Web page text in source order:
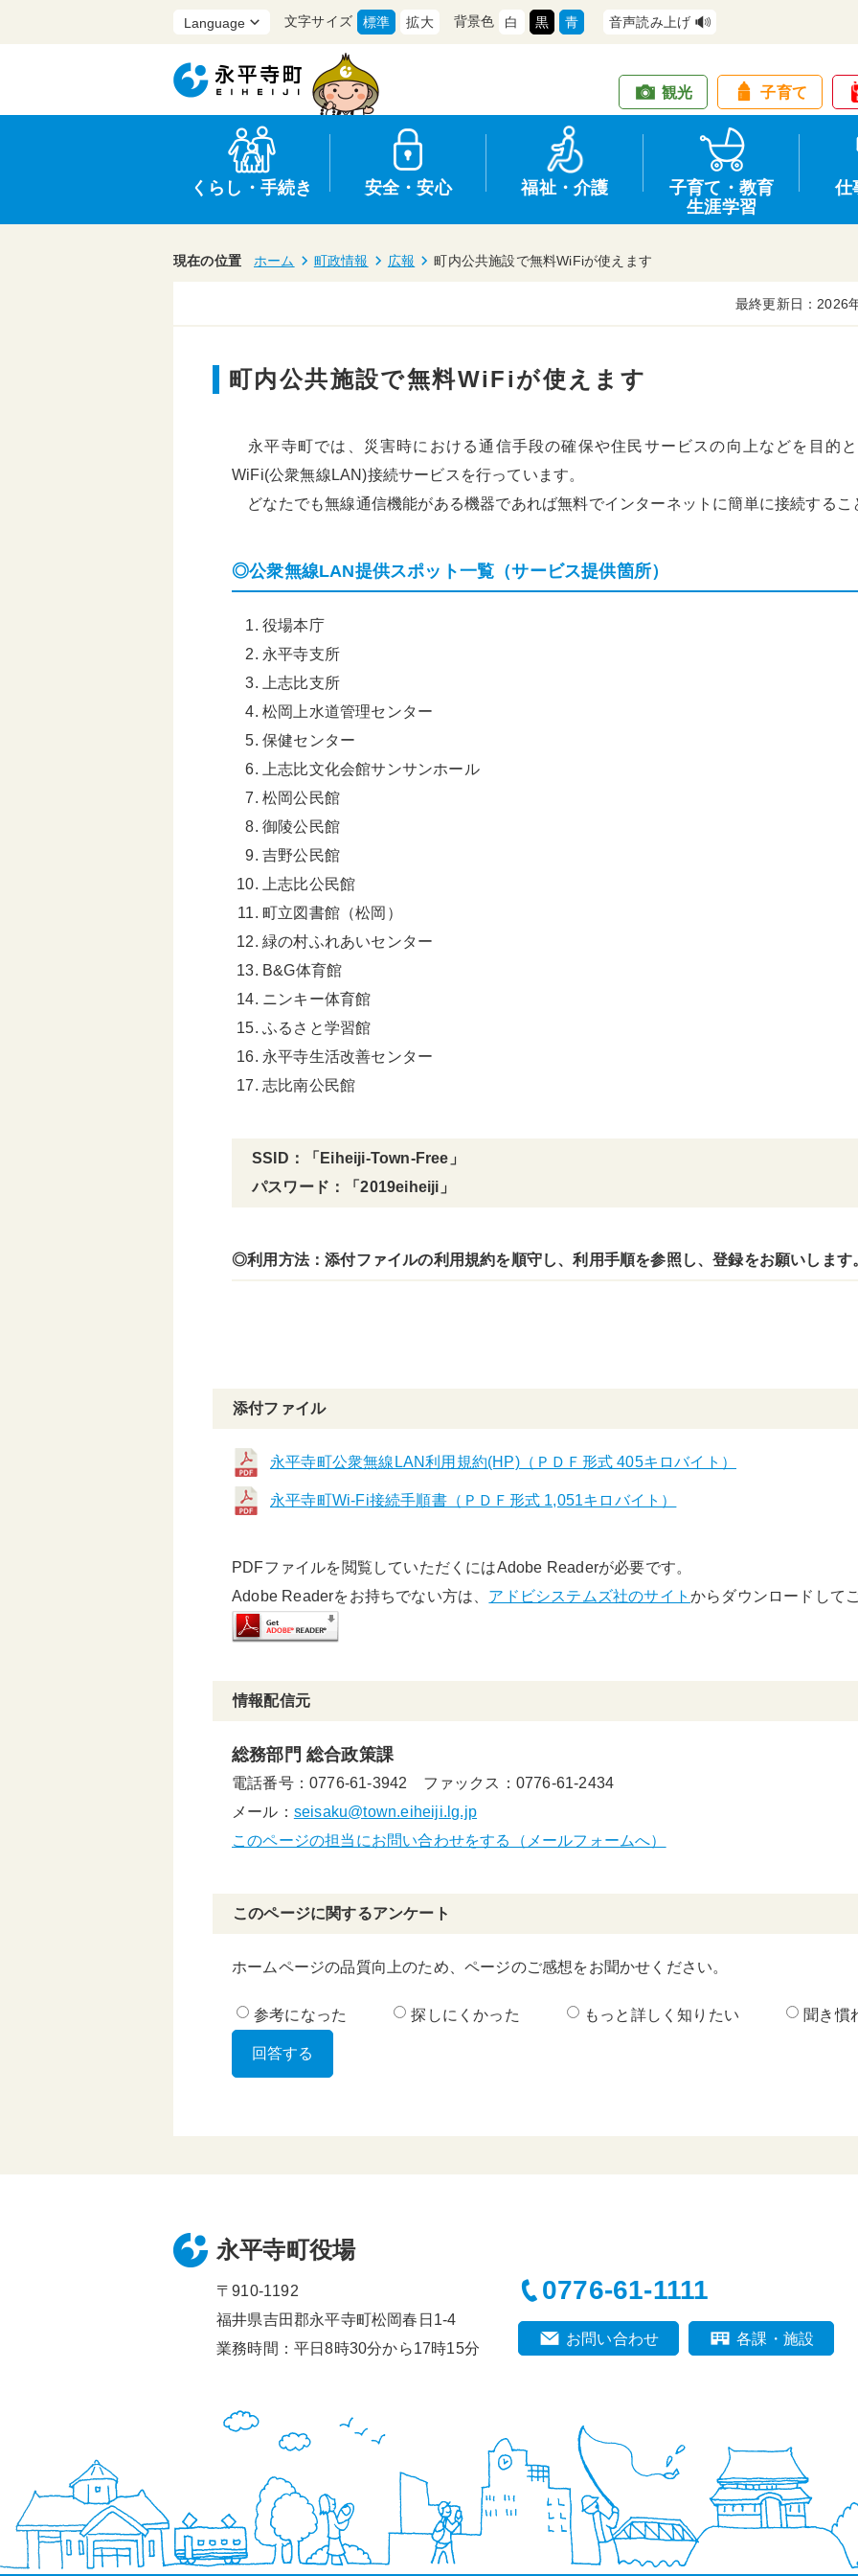
観光 子育て
くらし・手続き 安全・安心 福祉・介護
子育て・教育
生涯学習
仕
基本構想・計画
頑張る地方応援プロ
グラム
文字サイズ 標準 拡大 背景色 白 黒 青 音声読み上げ
現在の位置 ホーム 町政情報 広報 町内公共施設で無料WiFiが使えます
最終更新日：2026
町内公共施設で無料WiFiが使えます
永平寺町では、災害時における通信手段の確保や住民サービスの向上などを目的
WiFi(公衆無線LAN)接続サービスを行っています。
どなたでも無線通信機能がある機器であれば無料でインターネットに簡単に接続するこ
◎公衆無線LAN提供スポット一覧（サービス提供箇所）
役場本庁
永平寺支所
上志比支所
松岡上水道管理センター
保健センター
上志比文化会館サンサンホール
松岡公民館
御陵公民館
吉野公民館
上志比公民館
町立図書館（松岡）
緑の村ふれあいセンター
B&G体育館
ニンキー体育館
ふるさと学習館
永平寺生活改善センター
志比南公民館
SSID：「Eiheiji-Town-Free」
パスワード：「2019eiheiji」
◎利用方法：添付ファイルの利用規約を順守し、利用手順を参照し、登録をお願いします
添付ファイル
永平寺町公衆無線LAN利用規約(HP)（ＰＤＦ形式 405キロバイト）
永平寺町Wi-Fi接続手順書（ＰＤＦ形式 1,051キロバイト）
PDFファイルを閲覧していただくにはAdobe Readerが必要です。
Adobe Readerをお持ちでない方は、 アドビシステムズ社のサイトからダウンロードして
情報配信元
総務部門 総合政策課
電話番号：0776-61-3942 ファックス：0776-61-2434
メール： seisaku@town.eiheiji.lg.jp
このページの担当にお問い合わせをする（メールフォームへ）
このページに関するアンケート
ホームページの品質向上のため、ページのご感想をお聞かせください。
参考になった 探しにくかった もっと詳しく知りたい 聞き慣
永平寺町役場
〒910-1192
福井県吉田郡永平寺町松岡春日1-4
業務時間：平日8時30分から17時15分
0776-61-1111
お問い合わせ 各課・施設